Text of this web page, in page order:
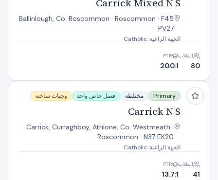
Carrick Mixed N S
Ballinlough, Co. Roscommon · Roscommon · F45
PV27
الجهة الراعية: Catholic
الطلاب
80
PTR
20.0:1
Carrick N S
Primary مختلطة فصل خاص واحد وجبات ساخنة
Carrick N S
Carrick, Curraghboy, Athlone, Co. Westmeath ·
Roscommon · N37 EK20
الجهة الراعية: Catholic
الطلاب
41
PTR
13.7:1